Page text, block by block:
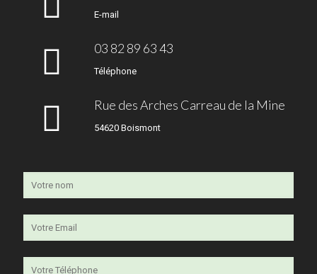
E-mail
03 82 89 63 43
Téléphone
Rue des Arches Carreau de la Mine
54620 Boismont